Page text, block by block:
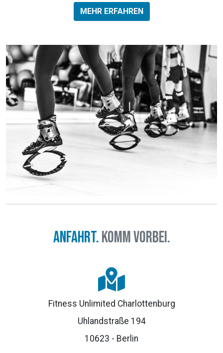
MEHR ERFAHREN
Anfahrt.Komm vorbei.
Fitness Unlimited Charlottenburg
Uhlandstraße 194
10623 - Berlin